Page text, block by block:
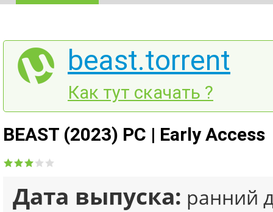
beast.torrent
Как тут скачать ?
BEAST (2023) PC | Early Access
Дата выпуска: ранний